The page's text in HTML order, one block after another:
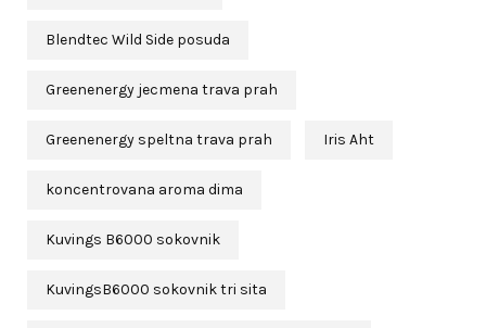
Blendtec Wild Side posuda
Greenenergy jecmena trava prah
Greenenergy speltna trava prah Iris Aht
koncentrovana aroma dima
Kuvings B6000 sokovnik
KuvingsB6000 sokovnik tri sita